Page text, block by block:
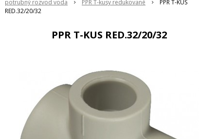
potrubný rozvod voda
PPR T-kusy redukované
PPR T-KUS
RED.32/20/32
PPR T-KUS RED.32/20/32